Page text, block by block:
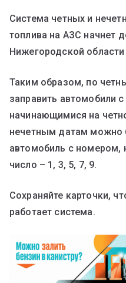
Система четных и
топлива на АЗС начнет
Нижегородской
Таким образом, по
заправить автомобили
начинающимися на
нечетным датам можно
автомобиль с номером,
число – 1, 3, 5, 7, 9.
Сохраняйте карточки,
работает система.